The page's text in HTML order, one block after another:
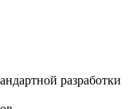
разработки